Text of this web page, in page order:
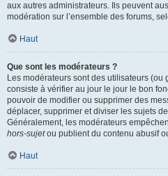
aux autres administrateurs. Ils peuvent
modération sur l’ensemble des forums,
Haut
Que sont les modérateurs ?
Les modérateurs sont des utilisateurs (ou
consiste à vérifier au jour le jour le bon
pouvoir de modifier ou supprimer des
déplacer, supprimer et diviser les sujets
Généralement, les modérateurs
hors-sujetou publient du contenu abusif
Haut